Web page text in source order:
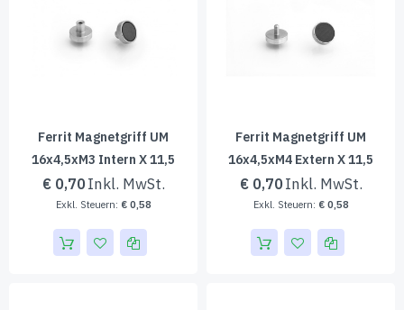
Ferrit Magnetgriff UM
16x4,5xM3 Intern X 11,5
€ 0,70
€ 0,58
Ferrit Magnetgriff UM
16x4,5xM4 Extern X 11,5
€ 0,70
€ 0,58